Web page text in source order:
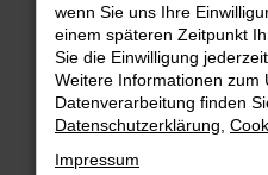
Fehler:
Beim Laden ist ein Fehler
Hier sind ein paar Tipps,
wenn Sie uns Ihre
einem späteren Zeitpunkt
Sie die Einwilligung
Weitere Informationen zum
Datenverarbeitung finden
Datenschutzerklärung
Impressum